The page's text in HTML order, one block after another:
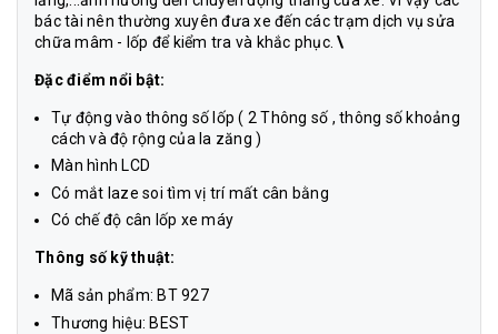
bác tài nên thường xuyên đưa xe đến các trạm dịch vụ sửa
chữa mâm - lốp để kiểm tra và khắc phục.\
Đặc điểm nổi bật:
Tự động vào thông số lốp ( 2 Thông số , thông số khoảng
cách và độ rộng của la zăng )
Màn hình LCD
Có mắt laze soi tìm vị trí mất cân bằng
Có chế độ cân lốp xe máy
Thông số kỹ thuật:
Mã sản phẩm: BT 927
Thương hiệu: BEST